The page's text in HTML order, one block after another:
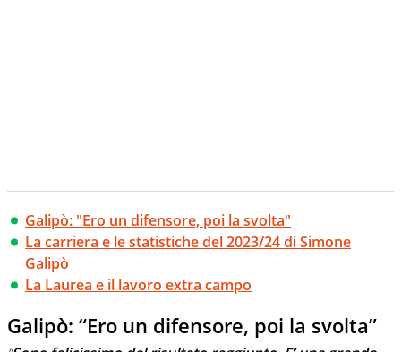
Galipò: "Ero un difensore, poi la svolta"
La carriera e le statistiche del 2023/24 di Simone
Galipò
La Laurea e il lavoro extra campo
Galipò: “Ero un difensore, poi la svolta”